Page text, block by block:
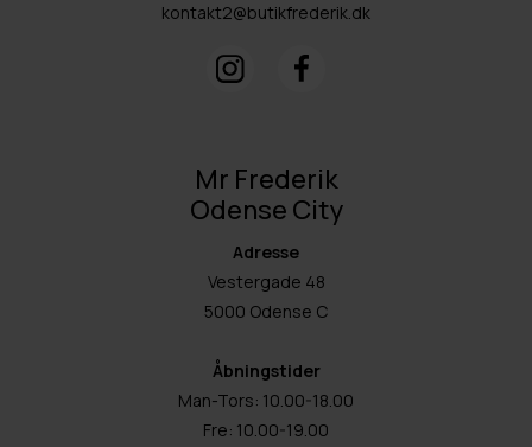
kontakt2@butikfrederik.dk
Mr Frederik
Odense City
Adresse
Vestergade 48
5000 Odense C
Åbningstider
Man-Tors: 10.00-18.00
Fre: 10.00-19.00